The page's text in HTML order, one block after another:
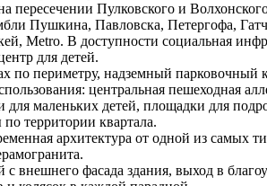
Пулковского и
Пушкина, Павловска, Петергофа,
Metro. В доступности социальная
для детей.
по периметру, надземный
центральная пешеходная
маленьких детей, площадки для
территории квартала.
архитектура от одной из
внешнего фасада здания, выход в